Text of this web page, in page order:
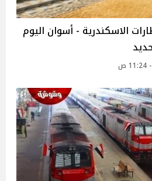
الاسكندرية - أسوان اليوم